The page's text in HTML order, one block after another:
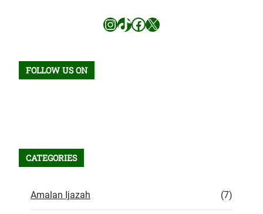
InstagramTikTok Facebook X
FOLLOW US ON
CATEGORIES
Amalan Ijazah (7)